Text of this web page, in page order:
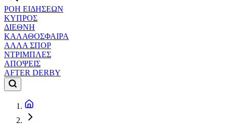
ΡΟΗ ΕΙΔΗΣΕΩΝ
ΚΥΠΡΟΣ
ΔΙΕΘΝΗ
ΚΑΛΑΘΟΣΦΑΙΡΑ
ΑΛΛΑ ΣΠΟΡ
ΝΤΡΙΜΠΛΕΣ
ΑΠΟΨΕΙΣ
AFTER DERBY